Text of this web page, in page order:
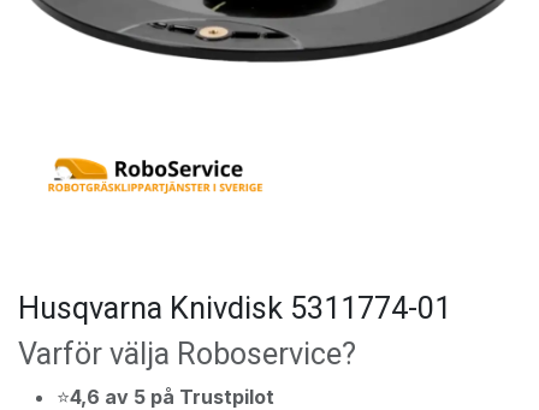
Husqvarna Knivdisk 5311774-01
Varför välja Roboservice?
⭐4,6 av 5 på Trustpilot